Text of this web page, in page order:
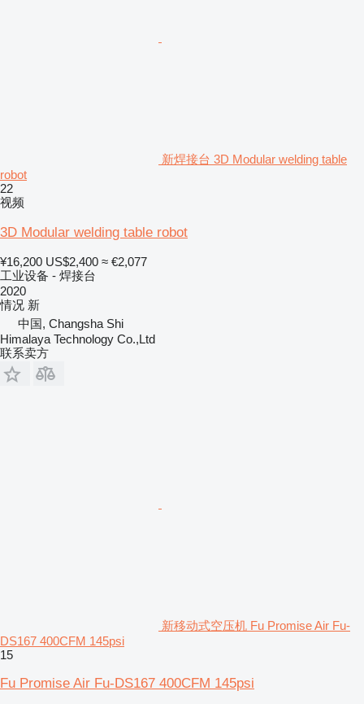
新焊接台 3D Modular welding table
robot
22
视频
3D Modular welding table robot
¥16,200 US$2,400 ≈ €2,077
工业设备 - 焊接台
2020
情况 新
中国, Changsha Shi
Himalaya Technology Co.,Ltd
联系卖方
新移动式空压机 Fu Promise Air Fu-
DS167 400CFM 145psi
15
Fu Promise Air Fu-DS167 400CFM 145psi